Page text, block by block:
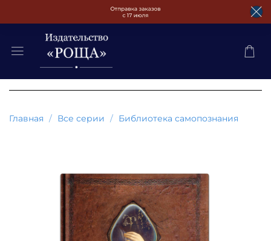
Главная Все серии Библиотека самопознания